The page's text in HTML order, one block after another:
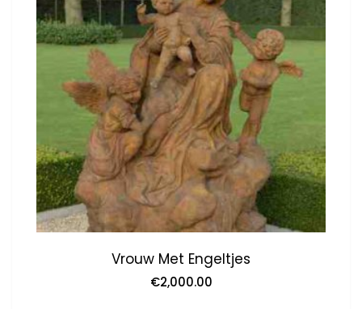
Vrouw Met Engeltjes
€2,000.00